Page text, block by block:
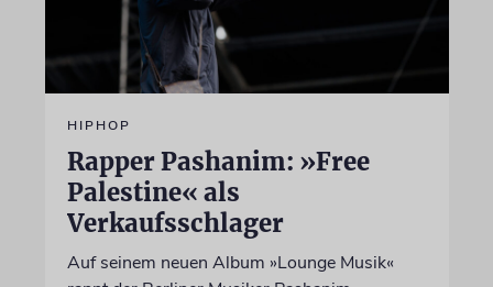
HIPHOP
Rapper Pashanim: »Free
Palestine« als
Verkaufsschlager
Auf seinem neuen Album »Lounge Musik«